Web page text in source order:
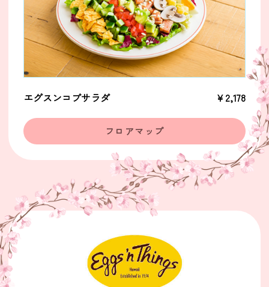
エグスンコブサラダ ￥2,178
フロアマップ